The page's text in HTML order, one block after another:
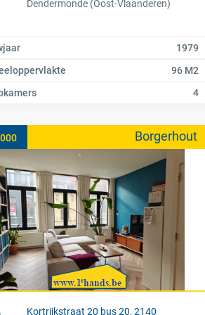
Dendermonde (Oost-Vlaanderen)
1979
96 M2
4
Borgerhout
Kortrijkstraat 20 bus 20, 2140